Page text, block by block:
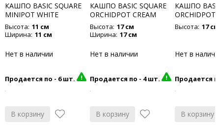
КАШПО BASIC SQUARE
MINIPOT WHITE
Высота: 11 см
Ширина: 11 см
Нет в наличии
Продается по - 6 шт.
В корзину
КАШПО BASIC SQUARE
ORCHIDPOT CREAM
Высота: 17 см
Ширина: 17 см
Нет в наличии
Продается по - 4 шт.
В корзину
КАШПО
ORCHIDPOT
Высота: 17 см
Нет в
Продается
В корзину